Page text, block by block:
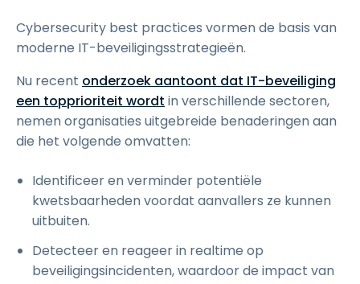
Cybersecurity best practices vormen de basis van
moderne IT-beveiligingsstrategieën.
Nu recent onderzoek aantoont dat IT-beveiliging
een topprioriteit wordt in verschillende sectoren,
nemen organisaties uitgebreide benaderingen aan
die het volgende omvatten:
Identificeer en verminder potentiële
kwetsbaarheden voordat aanvallers ze kunnen
uitbuiten.
Detecteer en reageer in realtime op
beveiligingsincidenten, waardoor de impact van